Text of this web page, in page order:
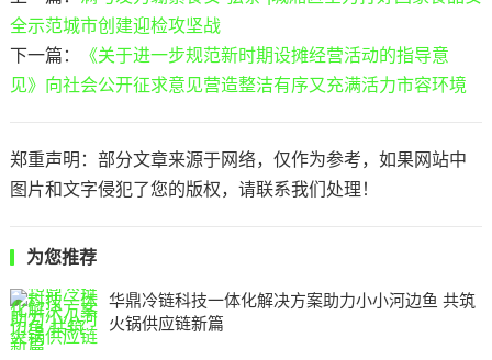
全示范城市创建迎检攻坚战
下一篇：
《关于进一步规范新时期设摊经营活动的指导意
见》向社会公开征求意见营造整洁有序又充满活力市容环境
郑重声明：部分文章来源于网络，仅作为参考，如果网站中
图片和文字侵犯了您的版权，请联系我们处理！
为您推荐
华鼎冷链科技一体化解决方案助力小小河边鱼 共筑
火锅供应链新篇